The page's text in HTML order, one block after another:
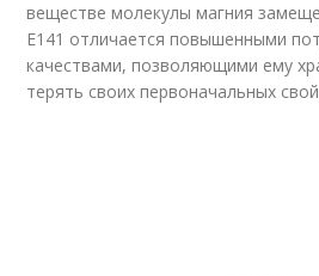
веществе молекулы магния
Е141 отличается повышенными
качествами, позволяющими ему
терять своих первоначальных